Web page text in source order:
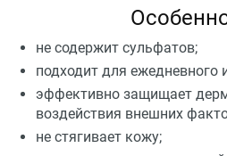
не содержит сульфатов;
подходит для ежедневного
эффективно защищает
воздействия внешних
не стягивает кожу;